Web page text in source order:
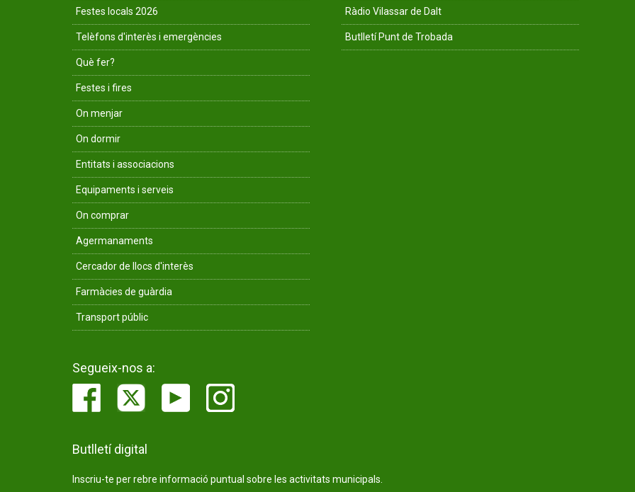
Festes locals 2026
Telèfons d'interès i emergències
Què fer?
Festes i fires
On menjar
On dormir
Entitats i associacions
Equipaments i serveis
On comprar
Agermanaments
Cercador de llocs d'interès
Farmàcies de guàrdia
Transport públic
Ràdio Vilassar de Dalt
Butlletí Punt de Trobada
Segueix-nos a:
Butlletí digital
Inscriu-te per rebre informació puntual sobre les activitats municipals.